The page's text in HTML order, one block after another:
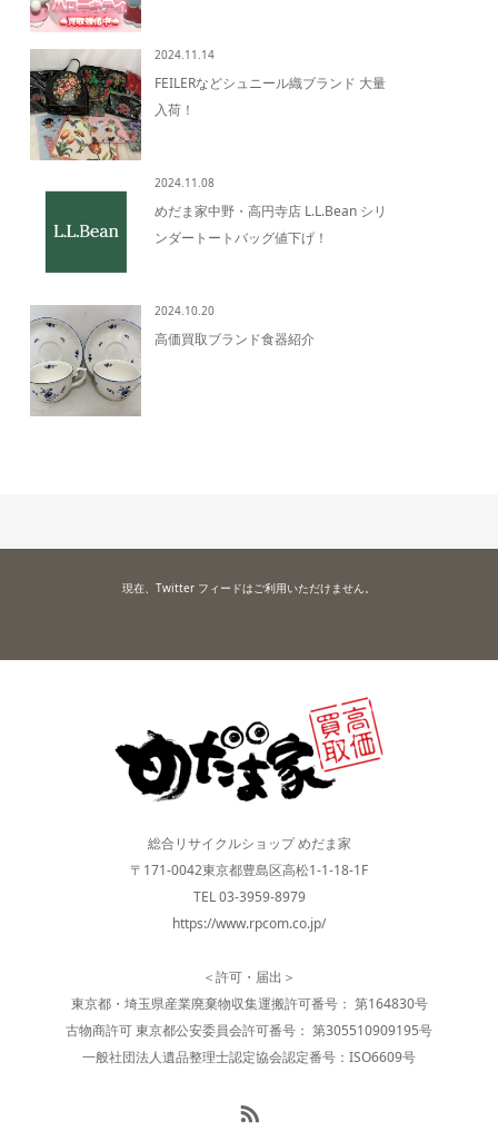
2024.11.14
FEILERなどシュニール織ブランド 大量
入荷！
2024.11.08
めだま家中野・高円寺店 L.L.Bean シリ
ンダートートバッグ値下げ！
2024.10.20
高価買取ブランド食器紹介
現在、Twitter フィードはご利用いただけません。
総合リサイクルショップ めだま家
〒171-0042東京都豊島区高松1-1-18-1F
TEL 03-3959-8979
https://www.rpcom.co.jp/
＜許可・届出＞
東京都・埼玉県産業廃棄物収集運搬許可番号： 第164830号
古物商許可 東京都公安委員会許可番号： 第305510909195号
一般社団法人遺品整理士認定協会認定番号：ISO6609号